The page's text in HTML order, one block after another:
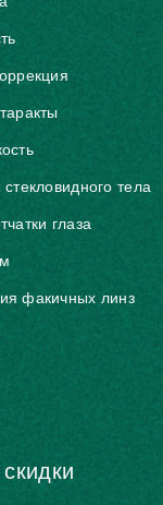
стекловидного тела
глаза
факичных линз